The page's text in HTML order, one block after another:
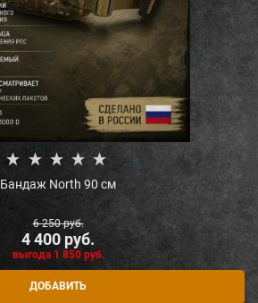
Бандаж North 90 см
6 250 руб.
4 400 руб.
выгода 1 850 руб.
ДОБАВИТЬ